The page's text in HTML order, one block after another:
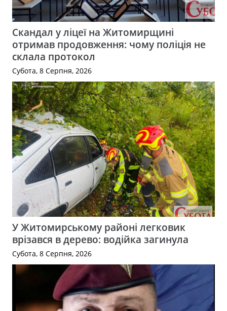
Скандал у ліцеї на Житомирщині
отримав продовження: чому поліція не
склала протокол
Субота, 8 Серпня, 2026
У Житомирському районі легковик
врізався в дерево: водійка загинула
Субота, 8 Серпня, 2026